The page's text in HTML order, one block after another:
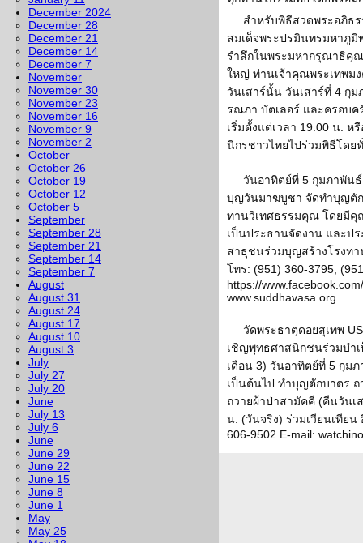
December 2024
December 28
December 21
December 14
December 7
November
November 30
November 23
November 16
November 9
November 2
October
October 26
October 19
October 12
October 5
September
September 28
September 21
September 14
September 7
August
August 31
August 24
August 17
August 10
August 3
July
July 27
July 20
June
July 13
July 6
June
June 29
June 22
June 15
June 8
June 1
May
May 25
สำหรับพิธีสวดพระอภิธ
สมเด็จพระปรมินทรมหาภูมิ
รำลึกในพระมหากรุณาธิคุ
ใหญ่ ท่านเจ้าคุณพระเทพม
วันเสาร์นั้น วันเสาร์ที่ 4 กุ
รณภา บัตเลอร์ และครอบค
เริ่มตั้งแต่เวลา 19.00 น.
นิกรชาวไทยไปร่วมพิธีโดย
วันอาทิตย์ที่ 5 กุมภาพัน
บุญวันมาฆบูชา จัดทำบุญตัก
ทานวิเทศธรรมคุณ โดยมี
เป็นประธานจัดงาน และป
สาธุชนร่วมบุญสร้างโรงท
โทร: (951) 360-3795,
https://
www.suddhavasa.org
วัดพระธาตุดอยสุเทพ
เชิญพุทธศาสนิกชนร่วมบำ
เดือน 3) วันอาทิตย์ที่ 5 กุม
เป็นต้นไป ทำบุญตักบาตร
ถวายผ้าป่าสามัคคี (คืนวันเ
น. (วันจริง) ร่วมเวียนเทียน
606-9502 E-mail: